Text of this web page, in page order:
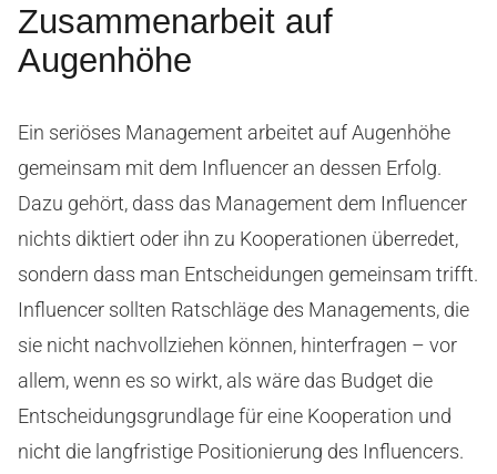
Zusammenarbeit auf
Augenhöhe
Ein seriöses Management arbeitet auf Augenhöhe
gemeinsam mit dem Influencer an dessen Erfolg.
Dazu gehört, dass das Management dem Influencer
nichts diktiert oder ihn zu Kooperationen überredet,
sondern dass man Entscheidungen gemeinsam trifft.
Influencer sollten Ratschläge des Managements, die
sie nicht nachvollziehen können, hinterfragen – vor
allem, wenn es so wirkt, als wäre das Budget die
Entscheidungsgrundlage für eine Kooperation und
nicht die langfristige Positionierung des Influencers.